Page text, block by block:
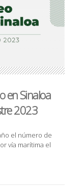
en Sinaloa
2023
el número de
vía marítima el